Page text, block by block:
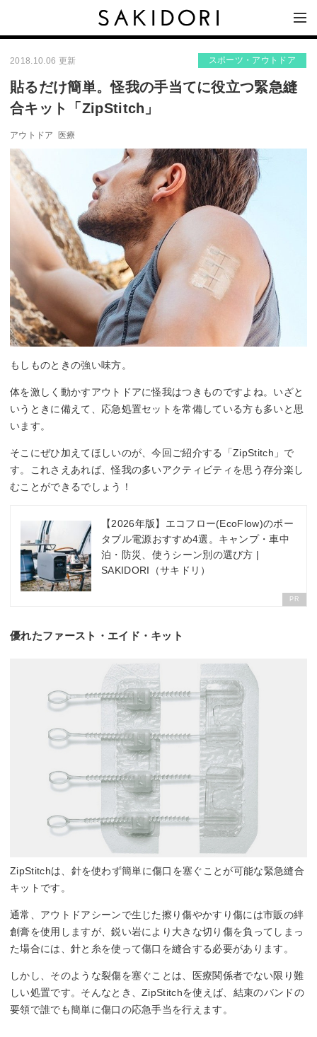
2018.10.06 更新 スポーツ・アウトドア
貼るだけ簡単。怪我の手当てに役立つ緊急縫
合キット「ZipStitch」
アウトドア 医療
もしものときの強い味方。
体を激しく動かすアウトドアに怪我はつきものですよね。いざと
いうときに備えて、応急処置セットを常備している方も多いと思
います。
そこにぜひ加えてほしいのが、今回ご紹介する「ZipStitch」で
す。これさえあれば、怪我の多いアクティビティを思う存分楽し
むことができるでしょう！
【2026年版】エコフロー(EcoFlow)のポー
タブル電源おすすめ4選。キャンプ・車中
泊・防災、使うシーン別の選び方 |
SAKIDORI（サキドリ）
PR
優れたファースト・エイド・キット
ZipStitchは、針を使わず簡単に傷口を塞ぐことが可能な緊急縫合
キットです。
通常、アウトドアシーンで生じた擦り傷やかすり傷には市販の絆
創膏を使用しますが、鋭い岩により大きな切り傷を負ってしまっ
た場合には、針と糸を使って傷口を縫合する必要があります。
しかし、そのような裂傷を塞ぐことは、医療関係者でない限り難
しい処置です。そんなとき、ZipStitchを使えば、結束のバンドの
要領で誰でも簡単に傷口の応急手当を行えます。